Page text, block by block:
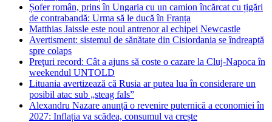
Șofer român, prins în Ungaria cu un camion încărcat cu țigări
de contrabandă: Urma să le ducă în Franța
Matthias Jaissle este noul antrenor al echipei Newcastle
Avertisment: sistemul de sănătate din Cisiordania se îndreaptă
spre colaps
Preţuri record: Cât a ajuns să coste o cazare la Cluj-Napoca în
weekendul UNTOLD
Lituania avertizează că Rusia ar putea lua în considerare un
posibil atac sub „steag fals”
Alexandru Nazare anunță o revenire puternică a economiei în
2027: Inflația va scădea, consumul va crește